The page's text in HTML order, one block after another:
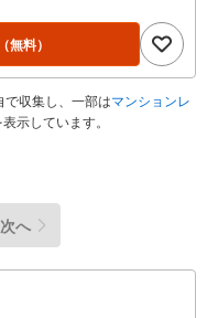
（無料）
収集し、一部はマンションレ
示しています。
次へ